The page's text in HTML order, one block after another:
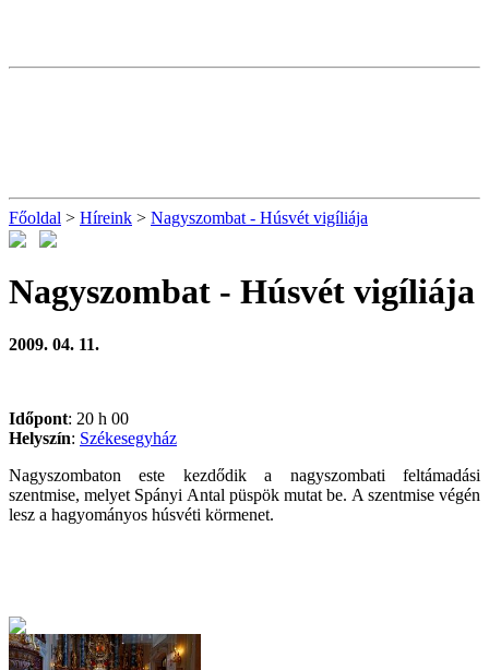
Főoldal > Híreink > Nagyszombat - Húsvét vigíliája
Nagyszombat - Húsvét vigíliája
2009. 04. 11.
Időpont: 20 h 00
Helyszín: Székesegyház
Nagyszombaton este kezdődik a nagyszombati feltámadási
szentmise, melyet Spányi Antal püspök mutat be. A szentmise végén
lesz a hagyományos húsvéti körmenet.